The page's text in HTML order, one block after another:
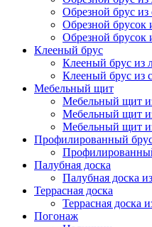
Обрезной брус из
Обрезной брусок
Обрезной брусок
Клееный брус
Клееный брус из
Клееный брус из
Мебельный щит
Мебельный щит
Мебельный щит
Мебельный щит
Профилированный
Палубная доска
Палубная доска
Террасная доска
Террасная доска
Погонаж